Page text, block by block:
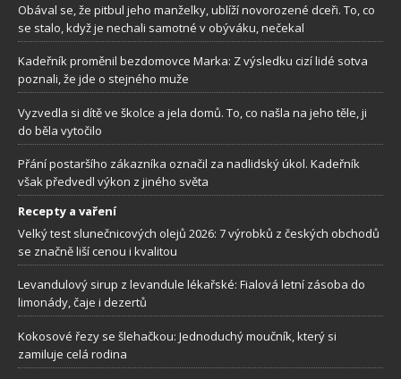
Obával se, že pitbul jeho manželky, ublíží novorozené dceři. To, co
se stalo, když je nechali samotné v obýváku, nečekal
Kadeřník proměnil bezdomovce Marka: Z výsledku cizí lidé sotva
poznali, že jde o stejného muže
Vyzvedla si dítě ve školce a jela domů. To, co našla na jeho těle, ji
do běla vytočilo
Přání postaršího zákazníka označil za nadlidský úkol. Kadeřník
však předvedl výkon z jiného světa
Recepty a vaření
Velký test slunečnicových olejů 2026: 7 výrobků z českých obchodů
se značně liší cenou i kvalitou
Levandulový sirup z levandule lékařské: Fialová letní zásoba do
limonády, čaje i dezertů
Kokosové řezy se šlehačkou: Jednoduchý moučník, který si
zamiluje celá rodina